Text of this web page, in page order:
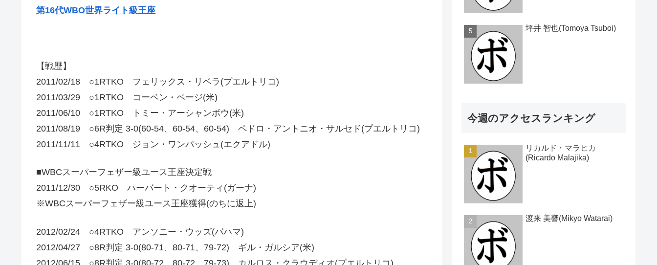
第16代WBO世界ライト級王座
【戦歴】
2011/02/18 ○1RTKO フェリックス・リベラ(プエルトリコ)
2011/03/29 ○1RTKO コーベン・ページ(米)
2011/06/10 ○1RTKO トミー・アーシャンボウ(米)
2011/08/19 ○6R判定 3-0(60-54、60-54、60-54) ペドロ・アントニオ・サルセド(プエルトリコ)
2011/11/11 ○4RTKO ジョン・ワンパッシュ(エクアドル)
■WBCスーパーフェザー級ユース王座決定戦
2011/12/30 ○5RKO ハーバート・クオーティ(ガーナ)
※WBCスーパーフェザー級ユース王座獲得(のちに返上)
2012/02/24 ○4RTKO アンソニー・ウッズ(バハマ)
2012/04/27 ○8R判定 3-0(80-71、80-71、79-72) ギル・ガルシア(米)
2012/06/15 ○8R判定 3-0(80-72、80-72、79-73) カルロス・クラウディオ(プエルトリコ)
坪井 智也(Tomoya Tsuboi)
今週のアクセスランキング
リカルド・マラヒカ
(Ricardo Malajika)
渡来 美響(Mikyo Watarai)